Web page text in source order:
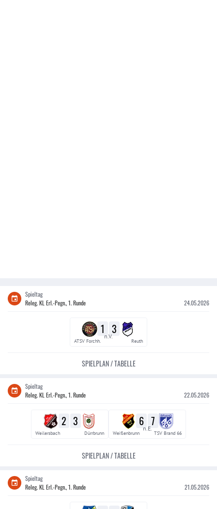
Spieltag
Releg. KL Erl.-Pegn., 1. Runde
24.05.2026
1 3
n.V.
ATSV Forchh. Reuth
SPIELPLAN / TABELLE
Spieltag
Releg. KL Erl.-Pegn., 1. Runde
22.05.2026
2 3
Weilersbach Dürrbrunn
6 7
n.E.
Weißenbrunn TSV Brand 66
SPIELPLAN / TABELLE
Spieltag
Releg. KL Erl.-Pegn., 1. Runde
21.05.2026